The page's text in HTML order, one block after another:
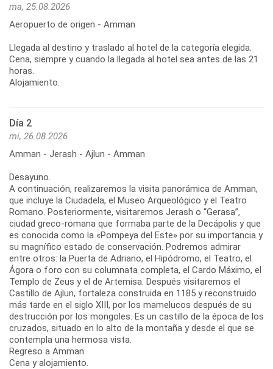
ma, 25.08.2026
Aeropuerto de origen - Amman
Llegada al destino y traslado al hotel de la categoría elegida.
Cena, siempre y cuando la llegada al hotel sea antes de las 21
horas.
Alojamiento.
Día 2
mi, 26.08.2026
Amman - Jerash - Ajlun - Amman
Desayuno.
A continuación, realizaremos la visita panorámica de Amman,
que incluye la Ciudadela, el Museo Arqueológico y el Teatro
Romano. Posteriormente, visitaremos Jerash o “Gerasa”,
ciudad greco-romana que formaba parte de la Decápolis y que
es conocida como la «Pompeya del Este» por su importancia y
su magnífico estado de conservación. Podremos admirar
entre otros: la Puerta de Adriano, el Hipódromo, el Teatro, el
Ágora o foro con su columnata completa, el Cardo Máximo, el
Templo de Zeus y el de Artemisa. Después visitaremos el
Castillo de Ajlun, fortaleza construida en 1185 y reconstruido
más tarde en el siglo XIII, por los mamelucos después de su
destrucción por los mongoles. Es un castillo de la época de los
cruzados, situado en lo alto de la montaña y desde el que se
contempla una hermosa vista.
Regreso a Amman.
Cena y alojamiento.